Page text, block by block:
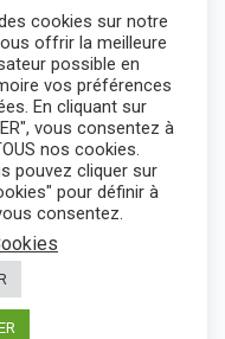
cookies sur notre
offrir la meilleure
possible en
vos préférences
En cliquant sur
vous consentez à
nos cookies.
pouvez cliquer sur
pour définir à
consentez.